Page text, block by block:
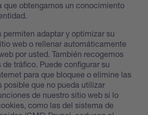
que obtengamos un conocimiento
permiten adaptar y optimizar su
web o rellenar automáticamente
por usted. También recogemos
tráfico. Puede configurar su
para que bloquee o elimine las
posible que no pueda utilizar
de nuestro sitio web si lo
como las del sistema de